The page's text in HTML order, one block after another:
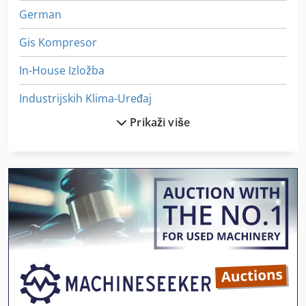
cijenu. Poseban dogovor.
German
Gis Kompresor
In-House Izložba
Industrijskih Klima-Uređaj
Iz Pijeska Pjeskarenje
Ka 77
Klima-Uređaj
Kompresor Za Zrak
Kompressor
Komprimirani Zrak Za Kosu
Prikaži više